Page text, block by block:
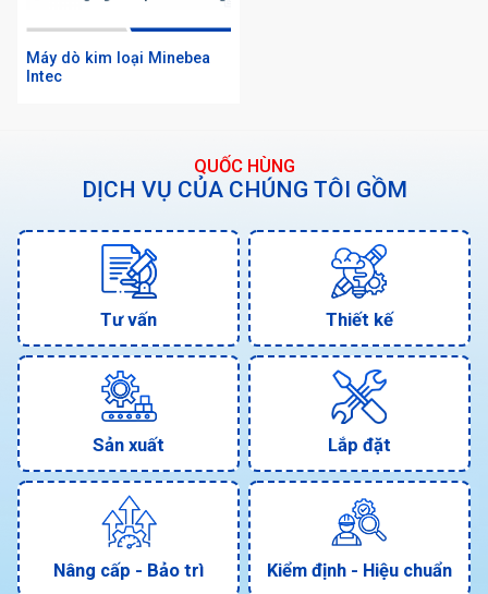
Máy dò kim loại Minebea
Intec
QUỐC HÙNG
DỊCH VỤ CỦA CHÚNG TÔI GỒM
Tư vấn Thiết kế
Sản xuất Lắp đặt
Nâng cấp - Bảo trì Kiểm định - Hiệu chuẩn